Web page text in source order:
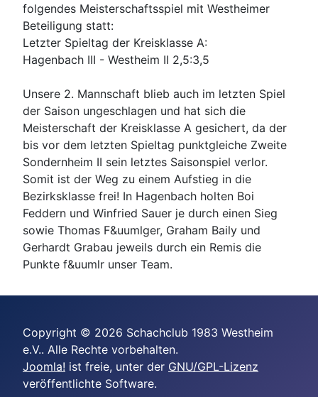
folgendes Meisterschaftsspiel mit Westheimer
Beteiligung statt:
Letzter Spieltag der Kreisklasse A:
Hagenbach III - Westheim II 2,5:3,5
Unsere 2. Mannschaft blieb auch im letzten Spiel
der Saison ungeschlagen und hat sich die
Meisterschaft der Kreisklasse A gesichert, da der
bis vor dem letzten Spieltag punktgleiche Zweite
Sondernheim II sein letztes Saisonspiel verlor.
Somit ist der Weg zu einem Aufstieg in die
Bezirksklasse frei! In Hagenbach holten Boi
Feddern und Winfried Sauer je durch einen Sieg
sowie Thomas F&uumlger, Graham Baily und
Gerhardt Grabau jeweils durch ein Remis die
Punkte f&uumlr unser Team.
Copyright © 2026 Schachclub 1983 Westheim
e.V.. Alle Rechte vorbehalten.
Joomla! ist freie, unter der GNU/GPL-Lizenz
veröffentlichte Software.